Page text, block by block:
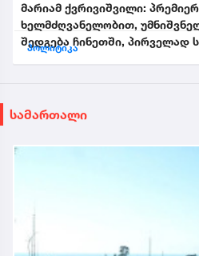
მარიამ ქვრივიშვილი:
ხელმძღვანელობით,
შედგება ჩინეთში, პირველად
პოლიტიკა
სამართალი